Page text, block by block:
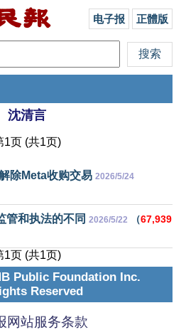
电子报 正體版
沈清言
1页 (共1页)
除Meta收购交易 2026/5/24
管和执法的不同 2026/5/22 （67,939
1页 (共1页)
Public Foundation Inc.
Reserved
网站服务条款